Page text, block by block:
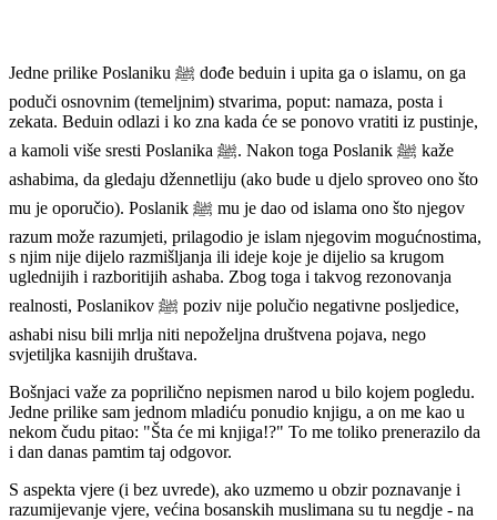
Jedne prilike Poslaniku ﷺ dođe beduin i upita ga o islamu, on ga
poduči osnovnim (temeljnim) stvarima, poput: namaza, posta i
zekata. Beduin odlazi i ko zna kada će se ponovo vratiti iz pustinje,
a kamoli više sresti Poslanika ﷺ. Nakon toga Poslanik ﷺ kaže
ashabima, da gledaju džennetliju (ako bude u djelo sproveo ono što
mu je oporučio). Poslanik ﷺ mu je dao od islama ono što njegov
razum može razumjeti, prilagodio je islam njegovim mogućnostima,
s njim nije dijelo razmišljanja ili ideje koje je dijelio sa krugom
uglednijih i razboritijih ashaba. Zbog toga i takvog rezonovanja
realnosti, Poslanikov ﷺ poziv nije polučio negativne posljedice,
ashabi nisu bili mrlja niti nepoželjna društvena pojava, nego
svjetiljka kasnijih društava.
Bošnjaci važe za poprilično nepismen narod u bilo kojem pogledu.
Jedne prilike sam jednom mladiću ponudio knjigu, a on me kao u
nekom čudu pitao: "Šta će mi knjiga!?" To me toliko prenerazilo da
i dan danas pamtim taj odgovor.
S aspekta vjere (i bez uvrede), ako uzmemo u obzir poznavanje i
razumijevanje vjere, većina bosanskih muslimana su tu negdje - na